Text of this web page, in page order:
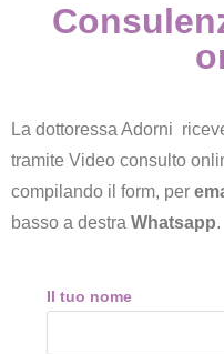
La dottoressa Adorni
tramite Video consulto
compilando il form, per
basso a destra Whatsapp.
Il tuo nome